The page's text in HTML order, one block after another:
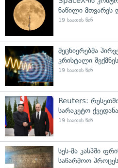
ნაწილი მთვარეს
19 საათის წინ
მეცნიერებმა
კრისტალი შექმნეს
19 საათის წინ
Reuters:
სარაკეტო
19 საათის წინ
სეს-მა კასპში
საწარმოო